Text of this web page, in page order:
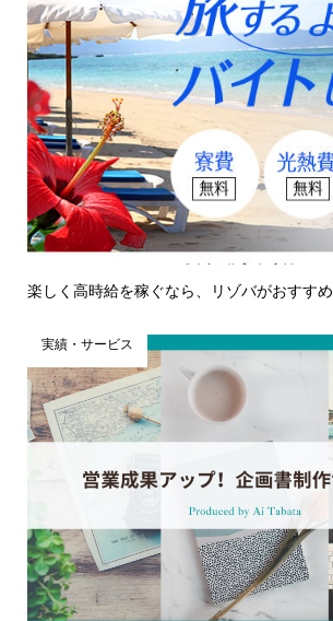
楽しく高時給を稼ぐなら、リゾバがおすすめ
実績・サービス